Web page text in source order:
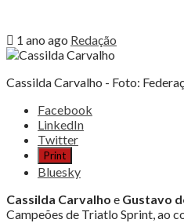
1 ano ago Redação
Cassilda Carvalho - Foto:
Share
post
"CASSILDA
CARVALHO
GUSTAVO
DO
Facebook
LinkedIn
Twitter
Print
Bluesky
Cassilda Carvalho e Gustavo
Campeões de Triatlo Sprint, ao